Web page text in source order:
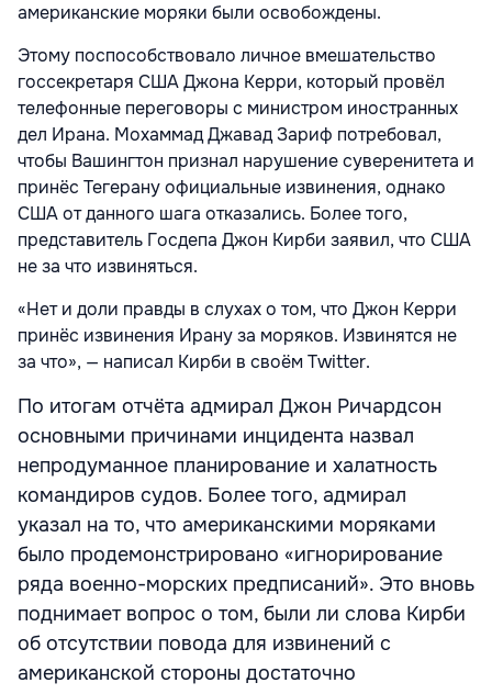
американские моряки были освобождены.
Этому поспособствовало личное вмешательство
госсекретаря США Джона Керри, который провёл
телефонные переговоры с министром иностранных
дел Ирана. Мохаммад Джавад Зариф потребовал,
чтобы Вашингтон признал нарушение суверенитета и
принёс Тегерану официальные извинения, однако
США от данного шага отказались. Более того,
представитель Госдепа Джон Кирби заявил, что США
не за что извиняться.
«Нет и доли правды в слухах о том, что Джон Керри
принёс извинения Ирану за моряков. Извинятся не
за что», — написал Кирби в своём Twitter.
По итогам отчёта адмирал Джон Ричардсон
основными причинами инцидента назвал
непродуманное планирование и халатность
командиров судов. Более того, адмирал
указал на то, что американскими моряками
было продемонстрировано «игнорирование
ряда военно-морских предписаний». Это вновь
поднимает вопрос о том, были ли слова Кирби
об отсутствии повода для извинений с
американской стороны достаточно